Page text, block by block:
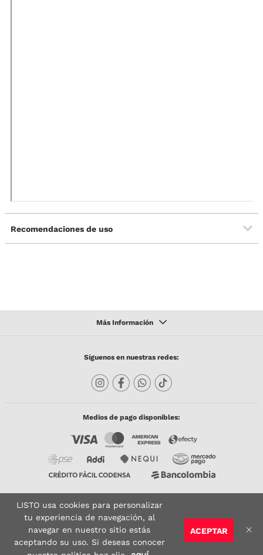
AGREGAR AL CARRITO
Recomendaciones de uso
Síguenos en nuestras redes:
Medios de pago disponibles:
Copyright © 2023 TODACO S.A.S. Listo Mundo Cerámico. All Rights Reserved. Powered
by
Sitio seguro: Vigilado por: Certificado:
ACEPTAR
LISTO usa cookies para personalizar
tu experiencia de navegación, al
navegar en nuestro sitio estás
aceptando su uso. Si deseas conocer